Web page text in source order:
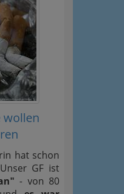
wollen
hat schon
GF ist
- von 80